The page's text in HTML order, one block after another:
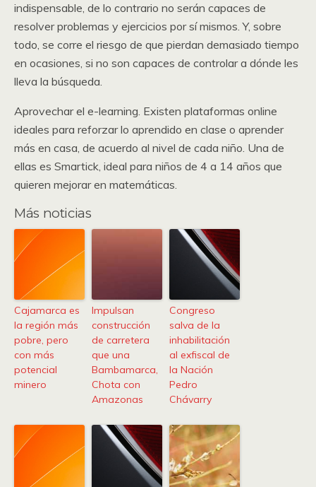
indispensable, de lo contrario no serán capaces de
resolver problemas y ejercicios por sí mismos. Y, sobre
todo, se corre el riesgo de que pierdan demasiado tiempo
en ocasiones, si no son capaces de controlar a dónde les
lleva la búsqueda.
Aprovechar el e-learning. Existen plataformas online
ideales para reforzar lo aprendido en clase o aprender
más en casa, de acuerdo al nivel de cada niño. Una de
ellas es Smartick, ideal para niños de 4 a 14 años que
quieren mejorar en matemáticas.
Más noticias
Cajamarca es
la región más
pobre, pero
con más
potencial
minero
Impulsan
construcción
de carretera
que una
Bambamarca,
Chota con
Amazonas
Congreso
salva de la
inhabilitación
al exfiscal de
la Nación
Pedro
Chávarry